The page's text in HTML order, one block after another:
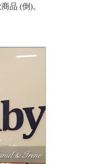
品 (倒)。